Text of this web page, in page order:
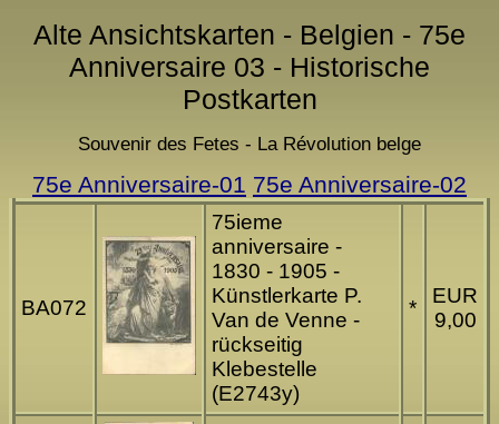
Alte Ansichtskarten - Belgien - 75e
Anniversaire 03 - Historische
Postkarten
Souvenir des Fetes - La Révolution belge
75e Anniversaire-01 75e Anniversaire-02
BA072
75ieme
anniversaire -
1830 - 1905 -
Künstlerkarte P.
Van de Venne -
rückseitig
Klebestelle
(E2743y)
*
EUR
9,00